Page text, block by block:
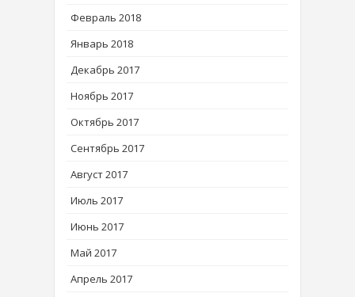
Февраль 2018
Январь 2018
Декабрь 2017
Ноябрь 2017
Октябрь 2017
Сентябрь 2017
Август 2017
Июль 2017
Июнь 2017
Май 2017
Апрель 2017